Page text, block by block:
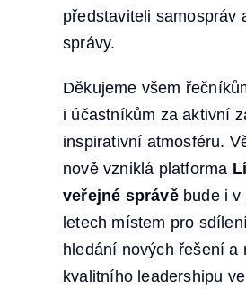
představiteli samospráv
správy.
Děkujeme všem
i účastníkům za aktivní
inspirativní atmosféru.
nově vzniklá platforma
veřejné správěbude i v
letech místem pro
hledání nových řešení a
kvalitního leadershipu